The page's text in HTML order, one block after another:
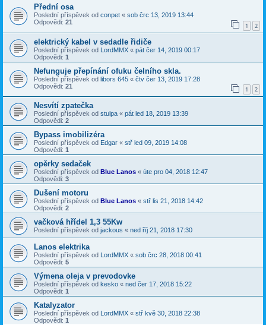
Přední osa
Poslední příspěvek od conpet « sob črc 13, 2019 13:44
Odpovědi: 21 1 2
elektrický kabel v sedadle řidiče
Poslední příspěvek od LordMMX « pát čer 14, 2019 00:17
Odpovědi: 1
Nefunguje přepínání ofuku čelního skla.
Poslední příspěvek od libors 645 « čtv čer 13, 2019 17:28
Odpovědi: 21 1 2
Nesvítí zpatečka
Poslední příspěvek od stulpa « pát led 18, 2019 13:39
Odpovědi: 2
Bypass imobilizéra
Poslední příspěvek od Edgar « stř led 09, 2019 14:08
Odpovědi: 1
opěrky sedaček
Poslední příspěvek od Blue Lanos « úte pro 04, 2018 12:47
Odpovědi: 3
Dušení motoru
Poslední příspěvek od Blue Lanos « stř lis 21, 2018 14:42
Odpovědi: 2
vačková hřídel 1,3 55Kw
Poslední příspěvek od jackous « ned říj 21, 2018 17:30
Lanos elektrika
Poslední příspěvek od LordMMX « sob črc 28, 2018 00:41
Odpovědi: 5
Výmena oleja v prevodovke
Poslední příspěvek od kesko « ned čer 17, 2018 15:22
Odpovědi: 1
Katalyzator
Poslední příspěvek od LordMMX « stř kvě 30, 2018 22:38
Odpovědi: 1